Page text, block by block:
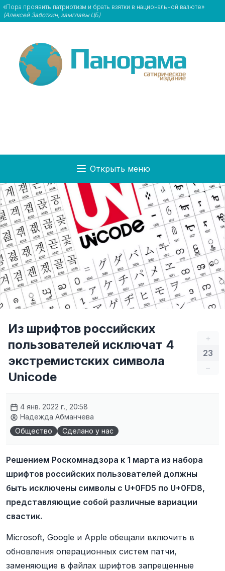
«Пора проявить патриотизм и брать взятки в национальной валюте»
(Алексей Заботкин, замглавы ЦБ)
Открыть меню
+
23
–
Из шрифтов российских
пользователей исключат 4
экстремистских символа
Unicode
4 янв. 2022 г., 20:58
Надежда Абманчева
Общество
Сделано у нас
Решением Роскомнадзора к 1 марта из набора
шрифтов российских пользователей должны
быть исключены символы с U+0FD5 по U+0FD8,
представляющие собой различные вариации
свастик.
Microsoft, Google и Apple обещали включить в
обновления операционных систем патчи,
заменяющие в файлах шрифтов запрещенные